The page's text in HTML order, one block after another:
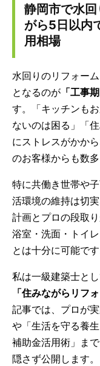
静岡市で水
がら5日以内
用相場
水回りのリフォー
となるのが 「工事
す。「キッチンも
ないのは困る」「
にストレスがかか
のお客様からも数多
特に共働き世帯や
活環境の維持は切
計画とプロの段取
浴室・洗面・トイ
とは十分に可能です
私は一級建築士と
「住みながらリフォ
記事では、プロが
や「生活を守る養
補助金活用術」ま
隠さず公開します。